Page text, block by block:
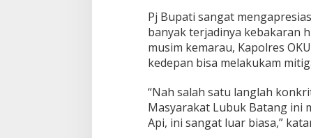
Pj Bupati sangat
banyak terjadinya kebakaran
musim kemarau, Kapolres
kedepan bisa melakukam
“Nah salah satu langlah
Masyarakat Lubuk Batang ini
Api, ini sangat luar biasa,”